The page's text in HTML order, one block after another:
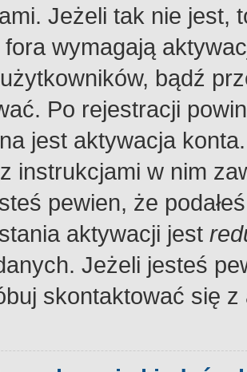
Jeżeli tak nie jest,
fora wymagają
bądź
Po rejestracji
jest aktywacja
instrukcjami w nim
pewien, że
aktywacji jest
Jeżeli jesteś
skontaktować się